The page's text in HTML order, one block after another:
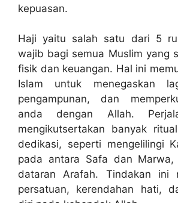
kepuasan.
Haji yaitu salah satu dari 5
wajib bagi semua Muslim yang
fisik dan keuangan. Hal ini
Islam untuk menegaskan
pengampunan, dan
anda dengan Allah.
mengikutsertakan banyak
dedikasi, seperti mengelilingi
pada antara Safa dan
dataran Arafah. Tindakan ini
persatuan, kerendahan hati,